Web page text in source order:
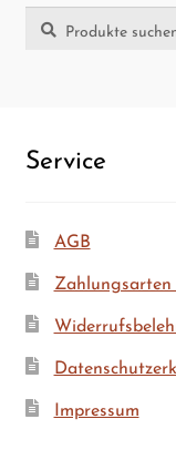
Suche
nach:
Suche
Ser­vice
AGB
Impres­sum